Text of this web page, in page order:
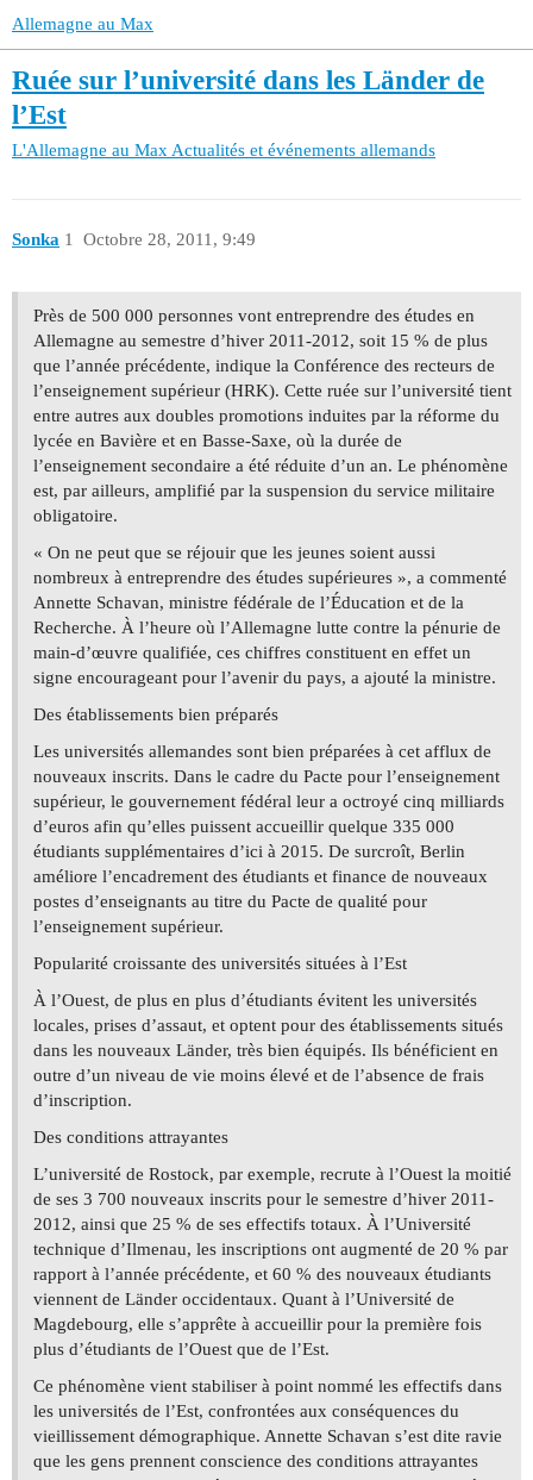
Allemagne au Max
Ruée sur l’université dans les Länder de
l’Est
L'Allemagne au MaxActualités et événements allemands
Sonka Octobre 28, 2011, 9:49
1
Près de 500 000 personnes vont entreprendre des études en
Allemagne au semestre d’hiver 2011-2012, soit 15 % de plus
que l’année précédente, indique la Conférence des recteurs de
l’enseignement supérieur (HRK). Cette ruée sur l’université tient
entre autres aux doubles promotions induites par la réforme du
lycée en Bavière et en Basse-Saxe, où la durée de
l’enseignement secondaire a été réduite d’un an. Le phénomène
est, par ailleurs, amplifié par la suspension du service militaire
obligatoire.
« On ne peut que se réjouir que les jeunes soient aussi
nombreux à entreprendre des études supérieures », a commenté
Annette Schavan, ministre fédérale de l’Éducation et de la
Recherche. À l’heure où l’Allemagne lutte contre la pénurie de
main-d’œuvre qualifiée, ces chiffres constituent en effet un
signe encourageant pour l’avenir du pays, a ajouté la ministre.
Des établissements bien préparés
Les universités allemandes sont bien préparées à cet afflux de
nouveaux inscrits. Dans le cadre du Pacte pour l’enseignement
supérieur, le gouvernement fédéral leur a octroyé cinq milliards
d’euros afin qu’elles puissent accueillir quelque 335 000
étudiants supplémentaires d’ici à 2015. De surcroît, Berlin
améliore l’encadrement des étudiants et finance de nouveaux
postes d’enseignants au titre du Pacte de qualité pour
l’enseignement supérieur.
Popularité croissante des universités situées à l’Est
À l’Ouest, de plus en plus d’étudiants évitent les universités
locales, prises d’assaut, et optent pour des établissements situés
dans les nouveaux Länder, très bien équipés. Ils bénéficient en
outre d’un niveau de vie moins élevé et de l’absence de frais
d’inscription.
Des conditions attrayantes
L’université de Rostock, par exemple, recrute à l’Ouest la moitié
de ses 3 700 nouveaux inscrits pour le semestre d’hiver 2011-
2012, ainsi que 25 % de ses effectifs totaux. À l’Université
technique d’Ilmenau, les inscriptions ont augmenté de 20 % par
rapport à l’année précédente, et 60 % des nouveaux étudiants
viennent de Länder occidentaux. Quant à l’Université de
Magdebourg, elle s’apprête à accueillir pour la première fois
plus d’étudiants de l’Ouest que de l’Est.
Ce phénomène vient stabiliser à point nommé les effectifs dans
les universités de l’Est, confrontées aux conséquences du
vieillissement démographique. Annette Schavan s’est dite ravie
que les gens prennent conscience des conditions attrayantes